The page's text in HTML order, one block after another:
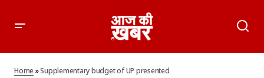
Home»Supplementary budget of UP presented